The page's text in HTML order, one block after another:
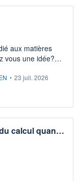
aux matières
vous une idée?
• 23 juil. 2026
calcul quan…